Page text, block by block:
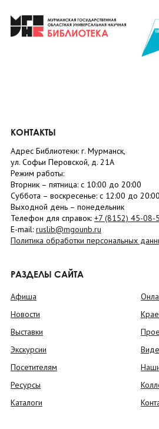
КОНТАКТЫ
Адрес Библиотеки: г. Мурманск,
ул. Софьи Перовской, д. 21А
Режим работы:
Вторник – пятница: с 10:00 до 20:00
Суббота – воскресенье: c 12:00 до 20:00
Выходной день – понедельник
Телефон для справок: +7 (8152) 45-08-
E-mail: ruslib@mgounb.ru
Политика обработки персональных
РАЗДЕЛЫ САЙТА
Афиша
Новости
Выставки
Экскурсии
Посетителям
Ресурсы
Каталоги